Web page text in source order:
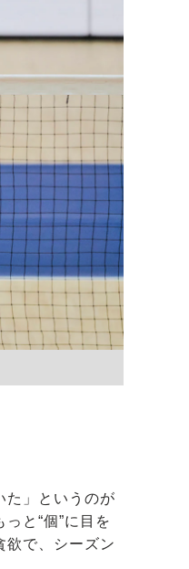
」というのが
と“個”に目を
欲で、シーズン